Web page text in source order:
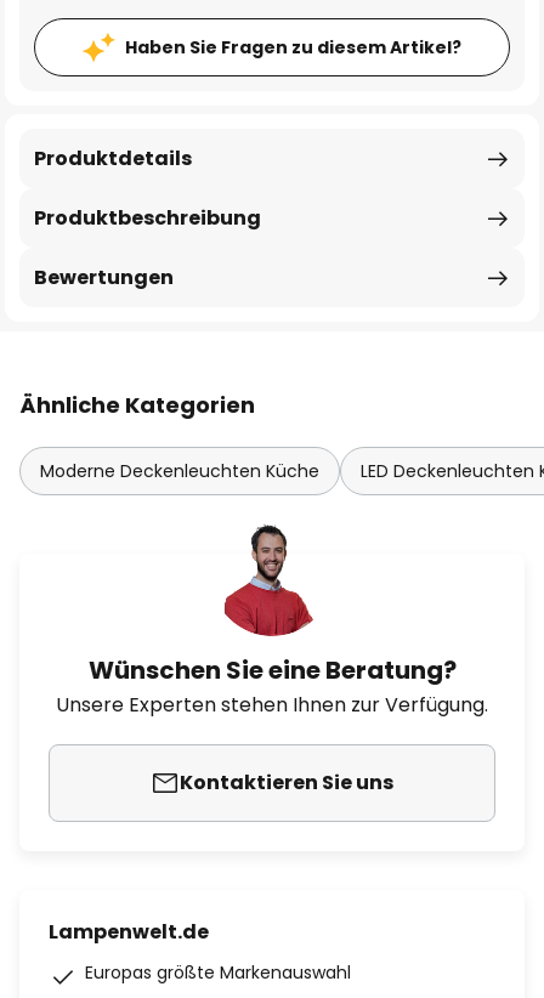
Haben Sie Fragen zu diesem Artikel?
Produktbeschreibung
Produktdetails
Bewertungen
Ähnliche Kategorien
Moderne Deckenleuchten Küche LED Deckenleuchten
Wünschen Sie eine Beratung?
Unsere Experten stehen Ihnen zur Verfügung.
Kontaktieren Sie uns
Lampenwelt.de
Europas größte Markenauswahl